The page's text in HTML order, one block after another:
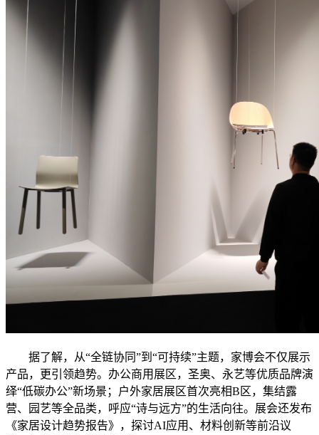
据了解，从“全链协同”到“可持续”主题，家博会不仅展示
产品，更引领趋势。办公商用展区，圣奥、永艺等优质品牌演
绎“低碳办公”新场景；户外家居展区首次亮相B区，集结露
营、园艺等全品类，呼应“诗与远方”的生活向往。展会还发布
《家居设计趋势报告》，探讨AI应用、材料创新等前沿议